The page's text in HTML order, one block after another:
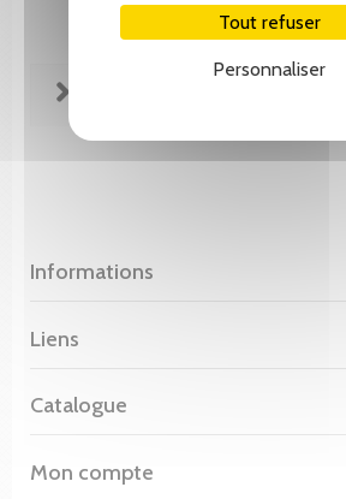
Tout refuser
Personnaliser
Informations
Liens
Catalogue
Mon compte